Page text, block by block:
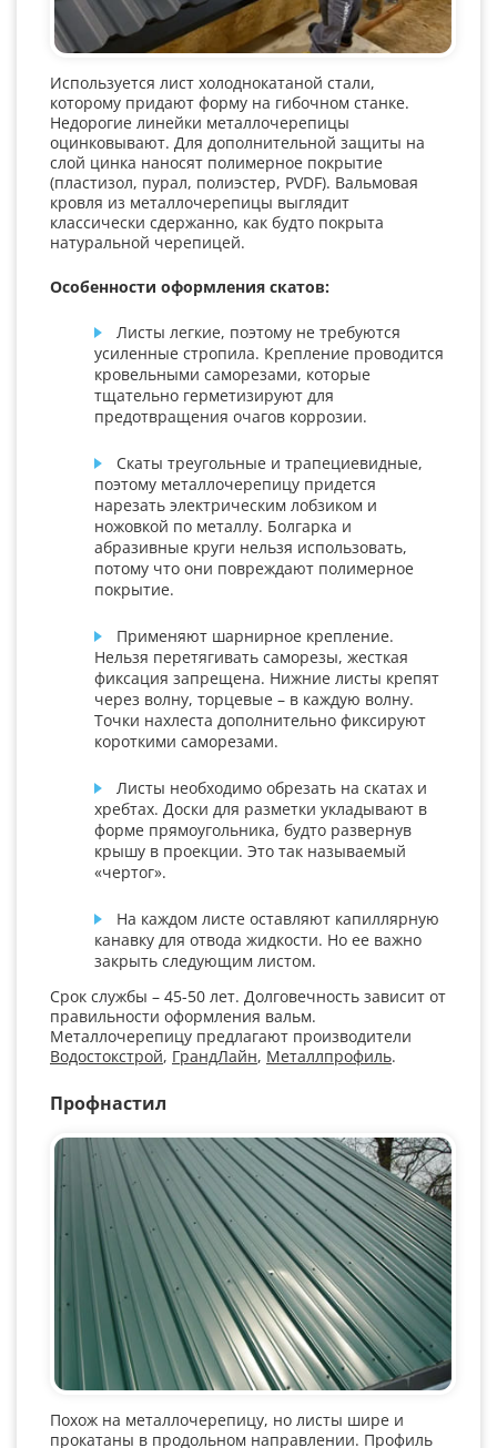
Используется лист холоднокатаной стали,
которому придают форму на гибочном станке.
Недорогие линейки металлочерепицы
оцинковывают. Для дополнительной защиты на
слой цинка наносят полимерное покрытие
(пластизол, пурал, полиэстер, PVDF). Вальмовая
кровля из металлочерепицы выглядит
классически сдержанно, как будто покрыта
натуральной черепицей.
Особенности оформления скатов:
Листы легкие, поэтому не требуются
усиленные стропила. Крепление проводится
кровельными саморезами, которые
тщательно герметизируют для
предотвращения очагов коррозии.
Скаты треугольные и трапециевидные,
поэтому металлочерепицу придется
нарезать электрическим лобзиком и
ножовкой по металлу. Болгарка и
абразивные круги нельзя использовать,
потому что они повреждают полимерное
покрытие.
Применяют шарнирное крепление.
Нельзя перетягивать саморезы, жесткая
фиксация запрещена. Нижние листы крепят
через волну, торцевые – в каждую волну.
Точки нахлеста дополнительно фиксируют
короткими саморезами.
Листы необходимо обрезать на скатах и
хребтах. Доски для разметки укладывают в
форме прямоугольника, будто развернув
крышу в проекции. Это так называемый
«чертог».
На каждом листе оставляют капиллярную
канавку для отвода жидкости. Но ее важно
закрыть следующим листом.
Срок службы – 45-50 лет. Долговечность зависит от
правильности оформления вальм.
Металлочерепицу предлагают производители
Водостокстрой, ГрандЛайн, Металлпрофиль.
Профнастил
Похож на металлочерепицу, но листы шире и
прокатаны в продольном направлении. Профиль